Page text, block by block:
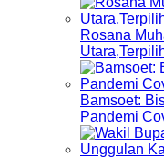
Rosana
Bamsoet:
Pandemi